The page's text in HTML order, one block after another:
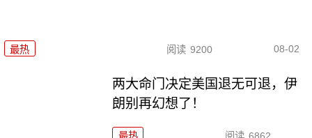
最热 阅读 9200 08-02
两大命门决定美国退无可退，伊
朗别再幻想了！